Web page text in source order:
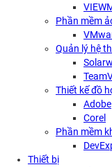
Phần mềm
Quản lý hệ
Thiết kế đồ
Adobe
Corel
Phần mềm
Thiết bị